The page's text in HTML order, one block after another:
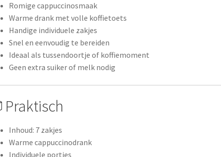
Romige cappuccinosmaak
Warme drank met volle koffietoets
Handige individuele zakjes
Snel en eenvoudig te bereiden
Ideaal als tussendoortje of koffiemoment
Geen extra suiker of melk nodig
Inhoud: 7 zakjes
Warme cappuccinodrank
Individuele porties